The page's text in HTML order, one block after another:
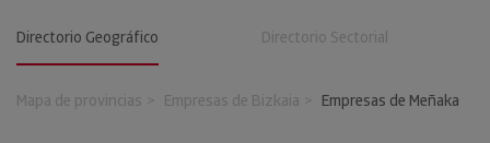
Directorio Geográfico Directorio Sectorial
Mapa de provincias Empresas de Bizkaia Empresas de Meñaka